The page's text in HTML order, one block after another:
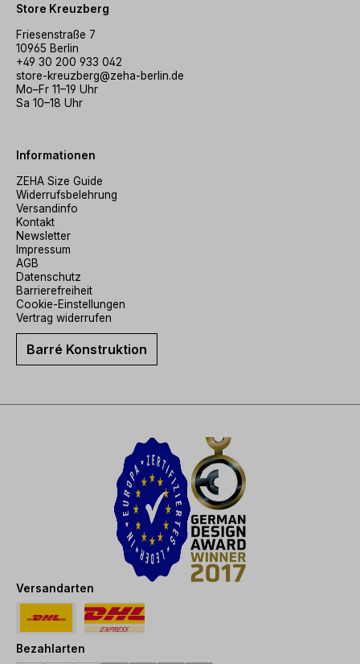
Store Kreuzberg
Friesenstraße 7
10965 Berlin
+49 30 200 933 042
store-kreuzberg@zeha-berlin.de
Mo–Fr 11–19 Uhr
Sa 10–18 Uhr
Informationen
ZEHA Size Guide
Widerrufsbelehrung
Versandinfo
Kontakt
Newsletter
Impressum
AGB
Datenschutz
Barrierefreiheit
Cookie-Einstellungen
Vertrag widerrufen
Barré Konstruktion
Versandarten
Bezahlarten